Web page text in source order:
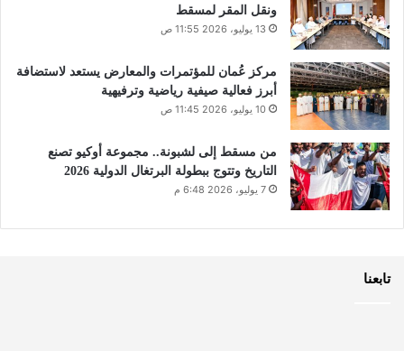
ونقل المقر لمسقط
13 يوليو، 2026 11:55 ص
مركز عُمان للمؤتمرات والمعارض يستعد لاستضافة
أبرز فعالية صيفية رياضية وترفيهية
10 يوليو، 2026 11:45 ص
من مسقط إلى لشبونة.. مجموعة أوكيو تصنع
التاريخ وتتوج ببطولة البرتغال الدولية 2026
7 يوليو، 2026 6:48 م
تابعنا